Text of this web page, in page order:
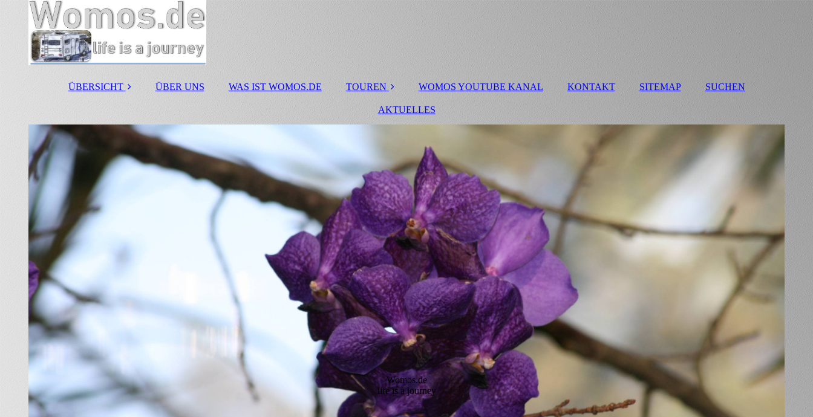
ÜBERSICHT
Stellplätze
Campingplätze
Wohnmobil Hersteller
Reisemobilvermietun
kaufen
Wohnmobil Foren
Clubs
Youtube Kanäle
Wohnmobil Test
ÜBER UNS WAS IST WOMOS.DE TOUREN
Touren 2020
Dänemark-Tour
Kanada Westküste
Portugal 2010
Trentino
Lago Maggiore, Lago
die Orta und Toskana
2018
Norwegen 2008
Kroatien
Schwarzwald und
Bodensee
Rügen
Usedom
WOMOS YOUTUBE KANAL KONTAKT SITEMAP SUCHEN
AKTUELLES
Womos.de
life is a journey